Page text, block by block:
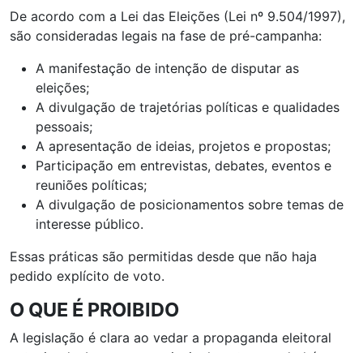
De acordo com a Lei das Eleições (Lei nº 9.504/1997),
são consideradas legais na fase de pré-campanha:
A manifestação de intenção de disputar as
eleições;
A divulgação de trajetórias políticas e qualidades
pessoais;
A apresentação de ideias, projetos e propostas;
Participação em entrevistas, debates, eventos e
reuniões políticas;
A divulgação de posicionamentos sobre temas de
interesse público.
Essas práticas são permitidas desde que não haja
pedido explícito de voto.
O QUE É PROIBIDO
A legislação é clara ao vedar a propaganda eleitoral